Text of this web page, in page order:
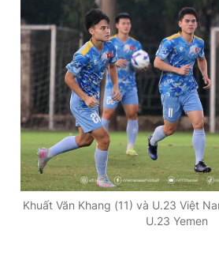
0906 645 777 0908
Đặt báo Quảng cáo RSS Tòa
Tổng biên tập: Nguyễn Ngọc Toàn
Phó tổng biên tập thường trực: Hải Thành
Phó tổng biên tập: Lâm Hiếu Dũng
Phó tổng biên tập: Trần Việt Hưng
Tổng thư ký tòa soạn: Đức Trung
Giấy phép xuất bản số 110/GP - BTTTT
© 2003-2026 Bản quyền thuộc về Báo
chép dưới mọi hình thức nếu không có
bản. Phát triển bởi ePi Technologies,
Khuất Văn Khang (11) và U.23 Việt
U.23 Yemen